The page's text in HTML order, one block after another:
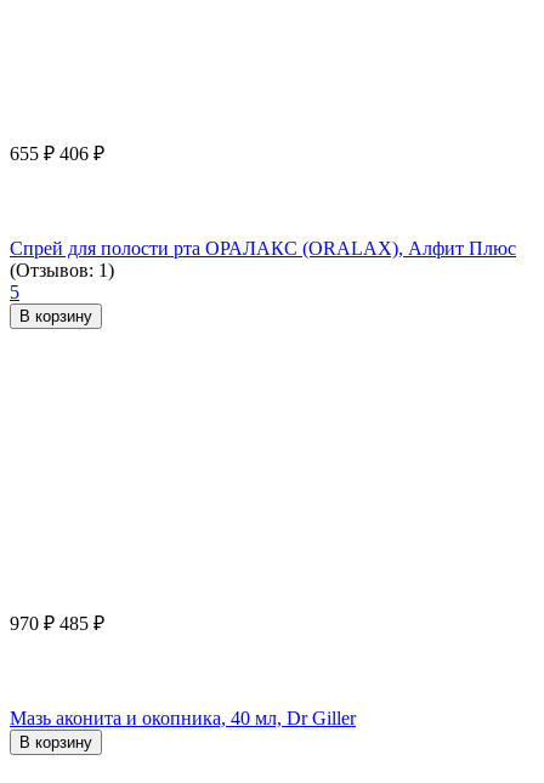
655 ₽ 406 ₽
Спрей для полости рта ОРАЛАКС (ORALAX), Алфит Плюс
(Отзывов: 1)
5
В корзину
970 ₽ 485 ₽
Мазь аконита и окопника, 40 мл, Dr Giller
В корзину